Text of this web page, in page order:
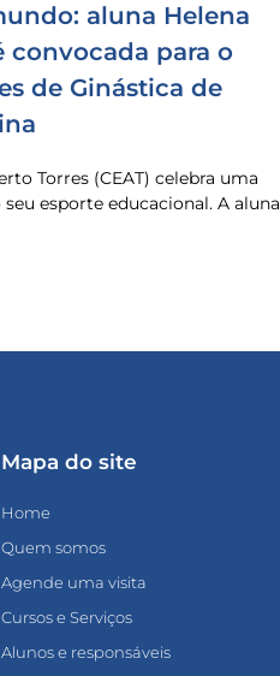
aluna Helena
convocada para o
de Ginástica de
Torres (CEAT) celebra uma
esporte educacional. A aluna
Mapa do site
Home
Quem somos
Agende uma visita
Cursos e Serviços
Alunos e responsáveis